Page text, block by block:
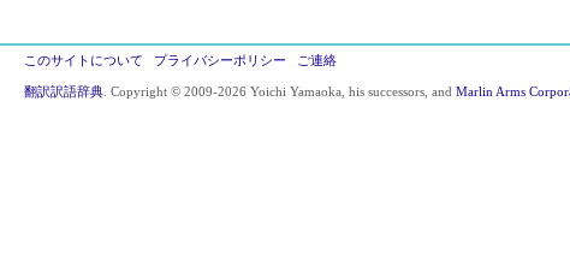
このサイトについて プライバシーポリシー ご連絡
翻訳訳語辞典 . Copyright © 2009-2026 Yoichi Yamaoka, his successors, and Marlin Arms